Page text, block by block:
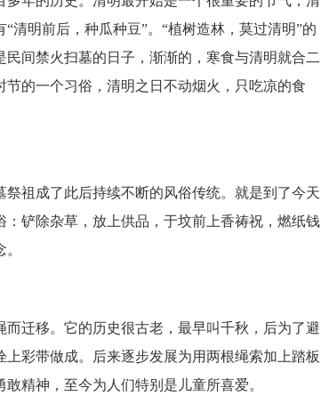
清明前后，种瓜种豆”。“植树造林，莫过清明”的
间禁火扫墓的日子，渐渐的，寒食与清明就合二
的一个习俗，清明之日不动烟火，只吃凉的食
祖成了此后持续不断的风俗传统。就是到了今天
铲除杂草，放上供品，于坟前上香祷祝，燃纸钱
迁移。它的历史很古老，最早叫千秋，后为了避
彩带做成。后来逐步发展为用两根绳索加上踏板
精神，至今为人们特别是儿童所喜爱。